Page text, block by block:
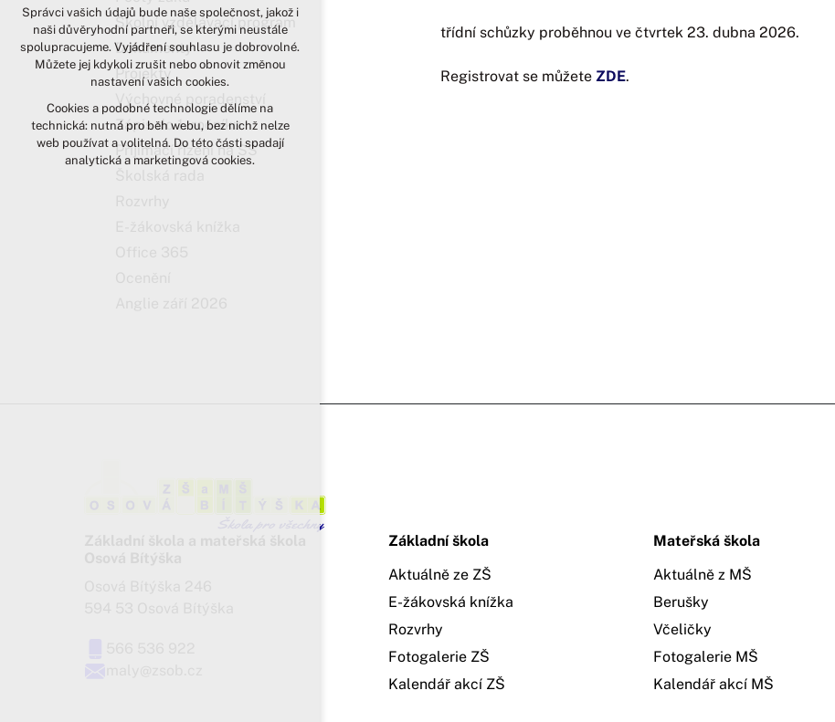
třídní schůzky proběhnou ve čtvrtek 23. dubna 2026.
Registrovat se můžeteZDE.
Školní vzdělávací program
Dokumenty
Projekty
Výchovné poradenství
Zápis do 1. ročníku
Přijímací řízení na SŠ
Základní škola
Aktuálně ze ZŠ
E-žákovská knížka
Rozvrhy
Fotogalerie ZŠ
Kalendář akcí ZŠ
Mateřská škola
Aktuálně z MŠ
Berušky
Včeličky
Fotogalerie MŠ
Kalendář akcí MŠ
vyhodnocení návštěvnosti
marketingová cookies (Google)
Více informací o cookies na našem webu
Přijmout všechny cookies
Odmítnout vše
Správci vašich údajů bude naše společnost, jakož i
naši důvěryhodní partneři, se kterými neustále
spolupracujeme. Vyjádření souhlasu je dobrovolné.
Můžete jej kdykoli zrušit nebo obnovit změnou
nastavení vašich cookies.
Cookies a podobné technologie dělíme na
technická: nutná pro běh webu, bez nichž nelze
web používat a volitelná. Do této části spadají
analytická a marketingová cookies.